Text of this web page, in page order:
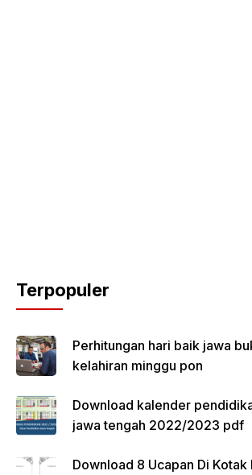
Terpopuler
Perhitungan hari baik jawa
kelahiran minggu pon
Download kalender
jawa tengah 2022/2023 pdf
Download 8 Ucapan Di Kotak